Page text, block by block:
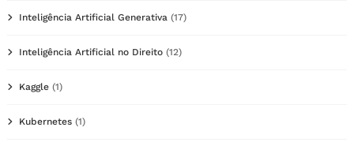
Inteligência Artificial Generativa (17)
Inteligência Artificial no Direito (12)
Kaggle (1)
Kubernetes (1)